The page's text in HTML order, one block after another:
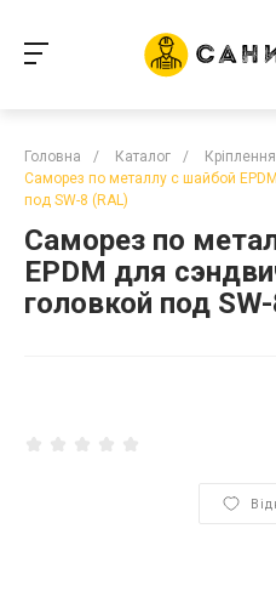
Головна / Каталог / Кріплення
Саморез по металлу с шайбой
под SW-8 (RAL)
Саморез по
EPDM для
головкой под